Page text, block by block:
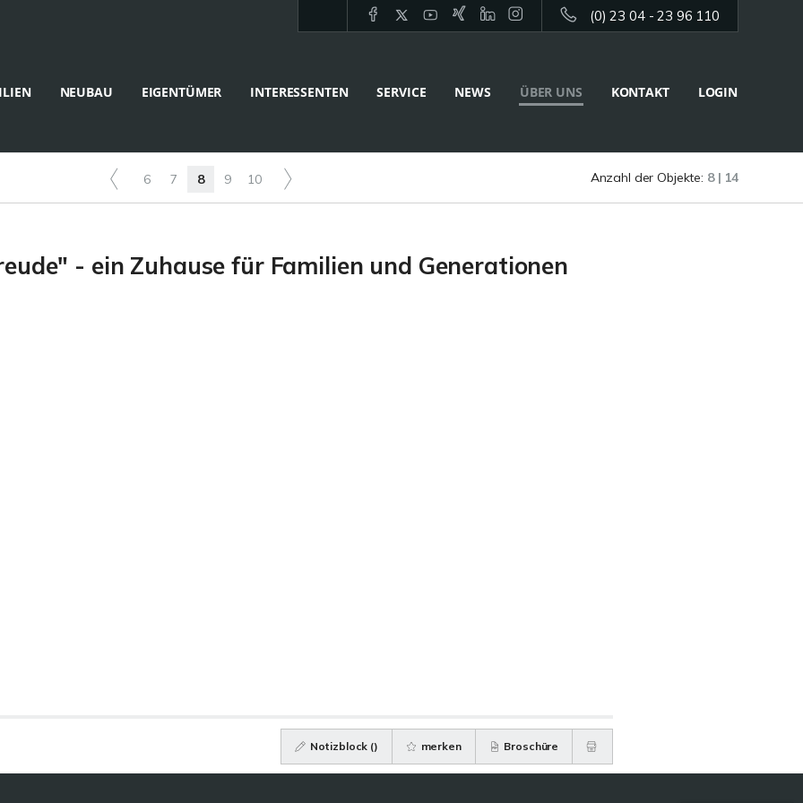
(0) 23 04 - 23 96 110
NEUBAU EIGENTÜMER INTERESSENTEN SERVICE NEWS ÜBER UNS KONTAKT LOGIN
6 7 8 9 10 Anzahl der Objekte: 8 | 14
- ein Zuhause für Familien und Generationen
Notizblock () merken Broschüre